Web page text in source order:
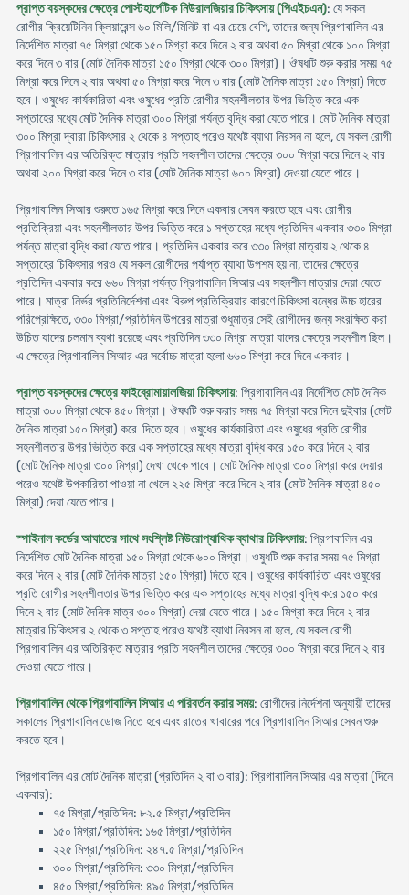
প্রাপ্ত বয়স্কদের ক্ষেত্রে পোস্টহার্পেটিক নিউরালজিয়ার চিকিৎসায় (পিএইচএন): যে সকল
রোগীর ক্রিয়েটিনিন ক্লিয়ারেন্স ৬০ মিলি/মিনিট বা এর চেয়ে বেশি, তাদের জন্য প্রিগাবালিন এর
নির্দেশিত মাত্রা ৭৫ মিগ্রা থেকে ১৫০ মিগ্রা করে দিনে ২ বার অথবা ৫০ মিগ্রা থেকে ১০০ মিগ্রা
করে দিনে ৩ বার (মোট দৈনিক মাত্রা ১৫০ মিগ্রা থেকে ৩০০ মিগ্রা)। ঔষধটি শুরু করার সময় ৭৫
মিগ্রা করে দিনে ২ বার অথবা ৫০ মিগ্রা করে দিনে ৩ বার (মোট দৈনিক মাত্রা ১৫০ মিগ্রা) দিতে
হবে। ওষুধের কার্যকারিতা এবং ওষুধের প্রতি রোগীর সহনশীলতার উপর ভিত্তি করে এক
সপ্তাহের মধ্যে মোট দৈনিক মাত্রা ৩০০ মিগ্রা পর্যন্ত বৃদ্ধি করা যেতে পারে। মোট দৈনিক মাত্রা
৩০০ মিগ্রা দ্বারা চিকিৎসার ২ থেকে ৪ সপ্তাহ পরেও যথেষ্ট ব্যাথা নিরসন না হলে, যে সকল রোগী
প্রিগাবালিন এর অতিরিক্ত মাত্রার প্রতি সহনশীল তাদের ক্ষেত্রে ৩০০ মিগ্রা করে দিনে ২ বার
অথবা ২০০ মিগ্রা করে দিনে ৩ বার (মোট দৈনিক মাত্রা ৬০০ মিগ্রা) দেওয়া যেতে পারে।
প্রিগাবালিন সিআর শুরুতে ১৬৫ মিগ্রা করে দিনে একবার সেবন করতে হবে এবং রোগীর
প্রতিক্রিয়া এবং সহনশীলতার উপর ভিত্তি করে ১ সপ্তাহের মধ্যে প্রতিদিন একবার ৩৩০ মিগ্রা
পর্যন্ত মাত্রা বৃদ্ধি করা যেতে পারে। প্রতিদিন একবার করে ৩৩০ মিগ্রা মাত্রায় ২ থেকে ৪
সপ্তাহের চিকিৎসার পরও যে সকল রোগীদের পর্যাপ্ত ব্যাথা উপশম হয় না, তাদের ক্ষেত্রে
প্রতিদিন একবার করে ৬৬০ মিগ্রা পর্যন্ত প্রিগাবালিন সিআর এর সহনশীল মাত্রার দেয়া যেতে
পারে। মাত্রা নির্ভর প্রতিনির্দেশনা এবং বিরুপ প্রতিক্রিয়ার কারণে চিকিৎসা বন্ধের উচ্চ হারের
পরিপ্রেক্ষিতে, ৩৩০ মিগ্রা/প্রতিদিন উপরের মাত্রা শুধুমাত্র সেই রোগীদের জন্য সংরক্ষিত করা
উচিত যাদের চলমান ব্যথা রয়েছে এবং প্রতিদিন ৩৩০ মিগ্রা মাত্রা যাদের ক্ষেত্রে সহনশীল ছিল।
এ ক্ষেত্রে প্রিগাবালিন সিআর এর সর্বোচ্চ মাত্রা হলো ৬৬০ মিগ্রা করে দিনে একবার।
প্রাপ্ত বয়স্কদের ক্ষেত্রে ফাইব্রোমায়ালজিয়া চিকিৎসায়: প্রিগাবালিন এর নির্দেশিত মোট দৈনিক
মাত্রা ৩০০ মিগ্রা থেকে ৪৫০ মিগ্রা। ঔষধটি শুরু করার সময় ৭৫ মিগ্রা করে দিনে দুইবার (মোট
দৈনিক মাত্রা ১৫০ মিগ্রা) করে দিতে হবে। ওষুধের কার্যকারিতা এবং ওষুধের প্রতি রোগীর
সহনশীলতার উপর ভিত্তি করে এক সপ্তাহের মধ্যে মাত্রা বৃদ্ধি করে ১৫০ করে দিনে ২ বার
(মোট দৈনিক মাত্রা ৩০০ মিগ্রা) দেখা থেকে পাবে। মোট দৈনিক মাত্রা ৩০০ মিগ্রা করে দেয়ার
পরেও যথেষ্ট উপকারিতা পাওয়া না খেলে ২২৫ মিগ্রা করে দিনে ২ বার (মোট দৈনিক মাত্রা ৪৫০
মিগ্রা) দেয়া যেতে পারে।
স্পাইনাল কর্ডের আঘাতের সাথে সংশ্লিষ্ট নিউরোপ্যাথিক ব্যাথার চিকিৎসায়: প্রিগাবালিন এর
নির্দেশিত মোট দৈনিক মাত্রা ১৫০ মিগ্রা থেকে ৬০০ মিগ্রা। ওষুধটি শুরু করার সময় ৭৫ মিগ্রা
করে দিনে ২ বার (মোট দৈনিক মাত্রা ১৫০ মিগ্রা) দিতে হবে। ওষুধের কার্যকারিতা এবং ওষুধের
প্রতি রোগীর সহনশীলতার উপর ভিত্তি করে এক সপ্তাহের মধ্যে মাত্রা বৃদ্ধি করে ১৫০ করে
দিনে ২ বার (মোট দৈনিক মাত্র ৩০০ মিগ্রা) দেয়া যেতে পারে। ১৫০ মিগ্রা করে দিনে ২ বার
মাত্রার চিকিৎসার ২ থেকে ৩ সপ্তাহ পরেও যথেষ্ট ব্যাথা নিরসন না হলে, যে সকল রোগী
প্রিগাবালিন এর অতিরিক্ত মাত্রার প্রতি সহনশীল তাদের ক্ষেত্রে ৩০০ মিগ্রা করে দিনে ২ বার
দেওয়া যেতে পারে।
প্রিগাবালিন থেকে প্রিগাবালিন সিআর এ পরিবর্তন করার সময়: রোগীদের নির্দেশনা অনুযায়ী তাদের
সকালের প্রিগাবালিন ডোজ নিতে হবে এবং রাতের খাবারের পরে প্রিগাবালিন সিআর সেবন শুরু
করতে হবে।
প্রিগাবালিন এর মোট দৈনিক মাত্রা (প্রতিদিন ২ বা ৩ বার): প্রিগাবালিন সিআর এর মাত্রা (দিনে
একবার):
৭৫ মিগ্রা/প্রতিদিন: ৮২.৫ মিগ্রা/প্রতিদিন
১৫০ মিগ্রা/প্রতিদিন: ১৬৫ মিগ্রা/প্রতিদিন
২২৫ মিগ্রা/প্রতিদিন: ২৪৭.৫ মিগ্রা/প্রতিদিন
৩০০ মিগ্রা/প্রতিদিন: ৩৩০ মিগ্রা/প্রতিদিন
৪৫০ মিগ্রা/প্রতিদিন: ৪৯৫ মিগ্রা/প্রতিদিন